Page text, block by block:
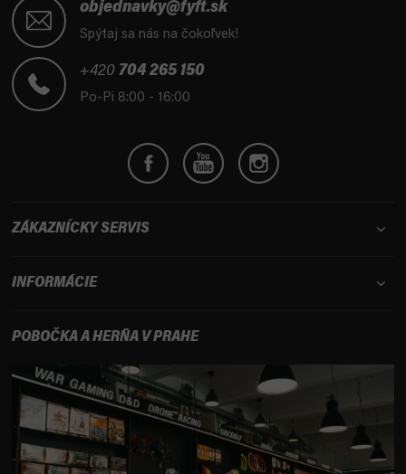
objednavky@fyft.sk
Spýtaj sa nás na čokoľvek!
+420 704 265 150
Po-Pi 8:00 - 16:00
ZÁKAZNÍCKY SERVIS
INFORMÁCIE
POBOČKA A HERŇA V PRAHE